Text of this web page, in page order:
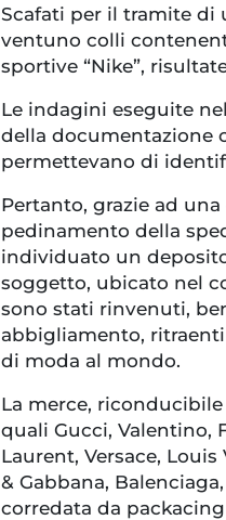
Scafati per il tramite di
ventuno colli
sportive “Nike”,
Le indagini eseguite
della documentazione
permettevano di
Pertanto, grazie ad
pedinamento della
individuato un
soggetto, ubicato nel
sono stati rinvenuti,
abbigliamento,
di moda al mondo.
La merce,
quali Gucci, Valentino,
Laurent, Versace,
& Gabbana,
corredata da